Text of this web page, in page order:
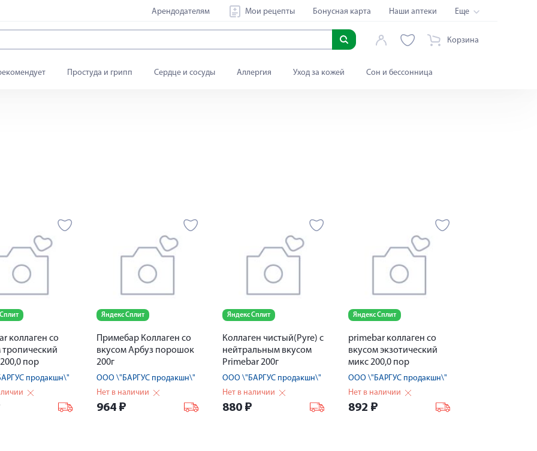
Арендодателям Мои рецепты Бонусная карта Наши аптеки Еще
Корзина
Простуда и грипп Сердце и сосуды Аллергия Уход за кожей Сон и бессонница
коллаген со
тропический
пор
продакшн\"
Яндекс Сплит
Примебар Коллаген со
вкусом Арбуз порошок
200г
ООО \"БАРГУС продакшн\"
Нет в наличии
964 ₽
Яндекс Сплит
Коллаген чистый(Pyre) с
нейтральным вкусом
Primebar 200г
ООО \"БАРГУС продакшн\"
Нет в наличии
880 ₽
Яндекс Сплит
primebar коллаген со
вкусом экзотический
микс 200,0 пор
ООО \"БАРГУС продакшн\"
Нет в наличии
892 ₽